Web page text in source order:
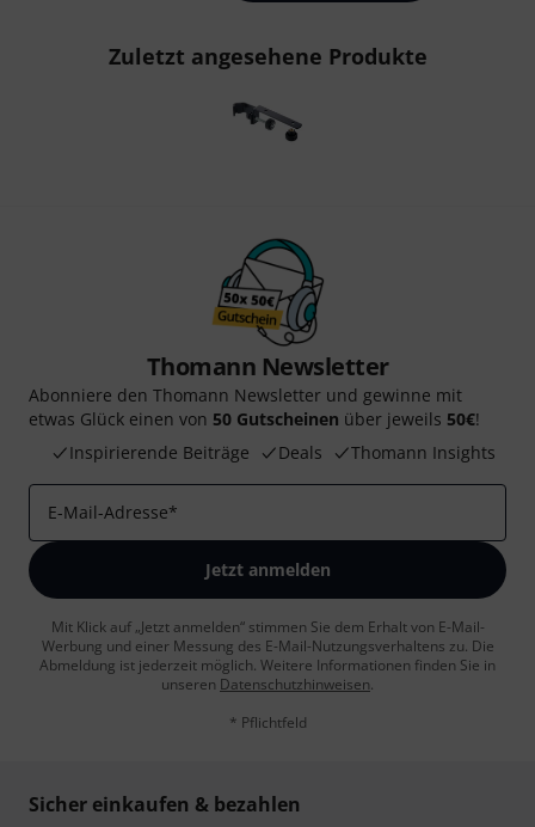
Zuletzt angesehene Produkte
Thomann Newsletter
Abonniere den Thomann Newsletter und gewinne mit
etwas Glück einen von 50 Gutscheinen über jeweils 50€!
Inspirierende Beiträge
Deals Thomann Insights
E-Mail-Adresse*
Jetzt anmelden
Mit Klick auf „Jetzt anmelden“ stimmen Sie dem Erhalt von E-Mail-
Werbung und einer Messung des E-Mail-Nutzungsverhaltens zu. Die
Abmeldung ist jederzeit möglich. Weitere Informationen finden Sie in
unseren Datenschutzhinweisen.
* Pflichtfeld
Sicher einkaufen & bezahlen